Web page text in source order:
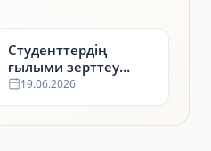
Студенттердің
ғылыми зерттеу
жұмыстары
19.06.2026